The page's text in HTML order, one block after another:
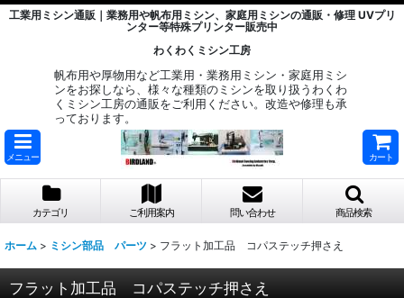
工業用ミシン通販｜業務用や帆布用ミシン、家庭用ミシンの通販・修理 UVプリ
ンター等特殊プリンター販売中
わくわくミシン工房
帆布用や厚物用など工業用・業務用ミシン・家庭用ミシ
ンをお探しなら、様々な種類のミシンを取り扱うわくわ
くミシン工房の通販をご利用ください。改造や修理も承
っております。
メニュー カート
カテゴリ ご利用案内 問い合わせ 商品検索
ホーム > ミシン部品 パーツ > フラット加工品 コパステッチ押さえ
フラット加工品 コパステッチ押さえ